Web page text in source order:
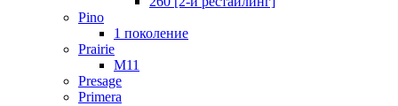
Pino
1 поколение
Prairie
M11
Presage
Primera